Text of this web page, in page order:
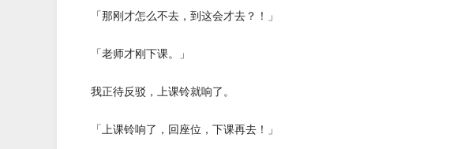
「那刚才怎么不去，到这会才去？！」
「老师才刚下课。」
我正待反驳，上课铃就响了。
「上课铃响了，回座位，下课再去！」